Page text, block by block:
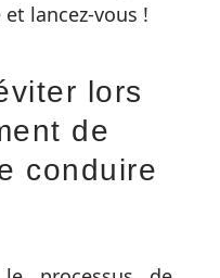
lancez-vous !
lors
de
conduire